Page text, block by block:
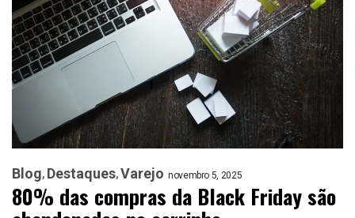
Blog Destaques Varejo novembro 5, 2025
80% das compras da Black Friday são